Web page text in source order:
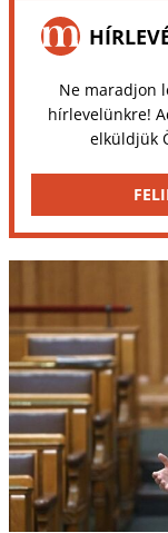
Ne maradjon
hírlevelünkre!
elküldjük